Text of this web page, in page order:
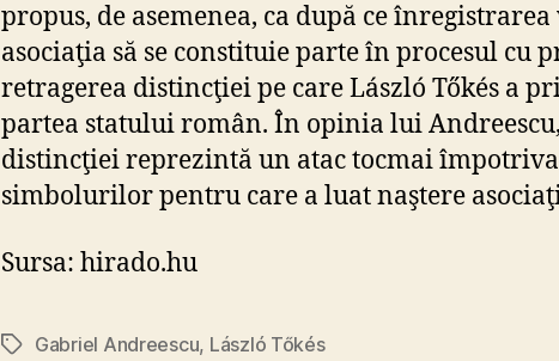
propus, de asemenea, ca după ce înregistrarea
asociaţia să se constituie parte în procesul cu
retragerea distincţiei pe care László Tőkés a
partea statului român. În opinia lui
distincţiei reprezintă un atac tocmai împotriva
simbolurilor pentru care a luat naştere
Sursa: hirado.hu
TagsGabriel Andreescu, László Tőkés